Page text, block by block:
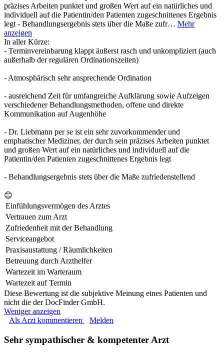
präzises Arbeiten punktet und großen Wert auf ein natürliches und
individuell auf die Patientin/den Patienten zugeschnittenes Ergebnis
legt - Behandlungsergebnis stets über die Maße zufr… Mehr
anzeigen
In aller Kürze:
- Terminvereinbarung klappt äußerst rasch und unkompliziert (auch
außerhalb der regulären Ordinationszeiten)
- Atmosphärisch sehr ansprechende Ordination
- ausreichend Zeit für umfangreiche Aufklärung sowie Aufzeigen
verschiedener Behandlungsmethoden, offene und direkte
Kommunikation auf Augenhöhe
- Dr. Liebmann per se ist ein sehr zuvorkommender und
emphatischer Mediziner, der durch sein präzises Arbeiten punktet
und großen Wert auf ein natürliches und individuell auf die
Patientin/den Patienten zugeschnittenes Ergebnis legt
- Behandlungsergebnis stets über die Maße zufriedenstellend
😊
Einfühlungsvermögen des Arztes
Vertrauen zum Arzt
Zufriedenheit mit der Behandlung
Serviceangebot
Praxisaustattung / Räumlichkeiten
Betreuung durch Arzthelfer
Wartezeit im Warteraum
Wartezeit auf Termin
Diese Bewertung ist die subjektive Meinung eines Patienten und
nicht die der DocFinder GmbH.
Weniger anzeigen
Als Arzt kommentieren
Melden
Sehr sympathischer & kompetenter Arzt